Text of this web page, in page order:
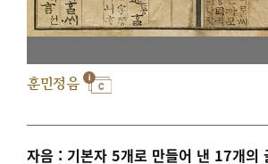
훈민정음
자음 : 기본자 5개로 만들어 낸 17개의